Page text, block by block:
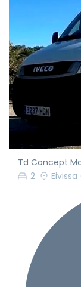
Td Concept
2
Eivissa